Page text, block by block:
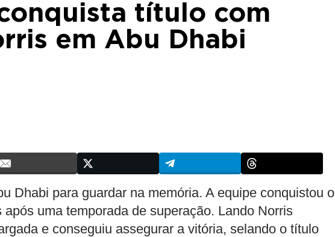
conquista título com
em Abu Dhabi
Dhabi para guardar na memória. A equipe conquistou o
uma temporada de superação. Lando Norris
e conseguiu assegurar a vitória, selando o título